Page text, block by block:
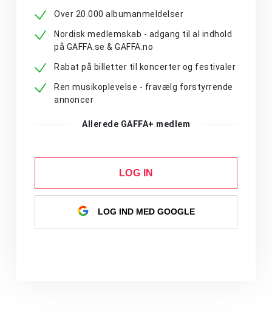
Over 20.000 albumanmeldelser
Nordisk medlemskab - adgang til al indhold
på GAFFA.se & GAFFA.no
Rabat på billetter til koncerter og festivaler
Ren musikoplevelse - fravælg forstyrrende
annoncer
Allerede GAFFA+ medlem
LOG IN
LOG IND MED GOOGLE